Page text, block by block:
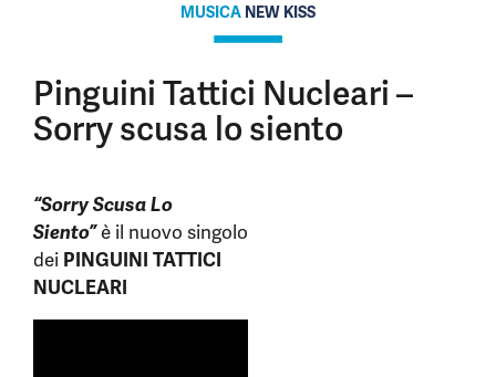
MUSICA NEW KISS
Pinguini Tattici Nucleari –
Sorry scusa lo siento
“Sorry Scusa Lo
Siento”è il nuovo singolo
dei PINGUINI TATTICI
NUCLEARI